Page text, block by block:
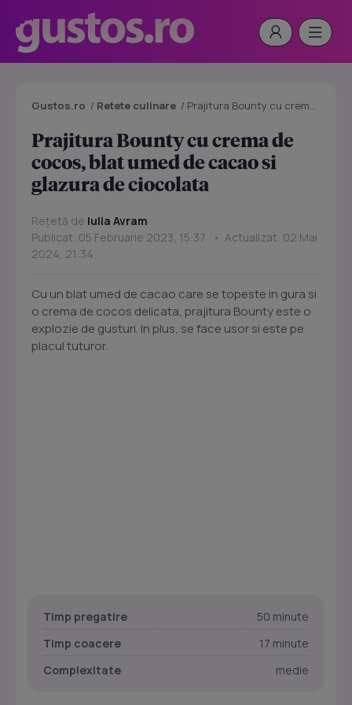
Gustos.ro / Retete culinare / Prajitura Bounty cu crema de cocos, blat umed de cacao si glazura de ciocolata
Prajitura Bounty cu crema de
cocos, blat umed de cacao si
glazura de ciocolata
Rețetă de Iulia Avram
Publicat: 05 Februarie 2023, 15:37 • Actualizat: 02 Mai
2024, 21:34
Cu un blat umed de cacao care se topeste in gura si
o crema de cocos delicata, prajitura Bounty este o
explozie de gusturi. In plus, se face usor si este pe
placul tuturor.
Timp pregatire
50 minute
Timp coacere
17 minute
Complexitate
medie